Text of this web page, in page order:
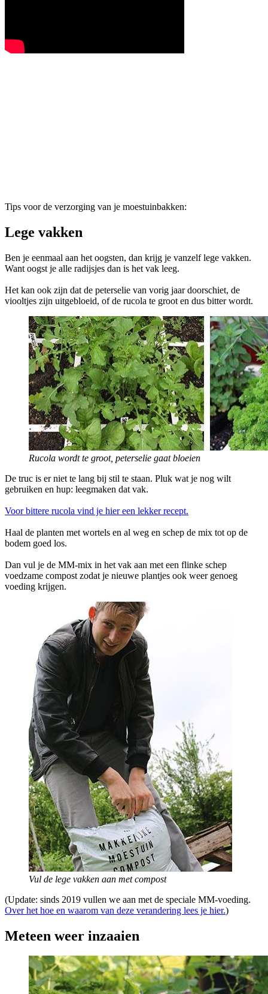
Tips voor de verzorging van je moestuinbakken:
Lege vakken
Ben je eenmaal aan het oogsten, dan krijg je vanzelf lege vakken.
Want oogst je alle radijsjes dan is het vak leeg.
Het kan ook zijn dat de peterselie van vorig jaar doorschiet, de
viooltjes zijn uitgebloeid, of de rucola te groot en dus bitter wordt.
Rucola wordt te groot, peterselie gaat bloeien
De truc is er niet te lang bij stil te staan. Pluk wat je nog wilt
gebruiken en hup: leegmaken dat vak.
Voor bittere rucola vind je hier een lekker recept.
Haal de planten met wortels en al weg en schep de mix tot op de
bodem goed los.
Dan vul je de MM-mix in het vak aan met een flinke schep
voedzame compost zodat je nieuwe plantjes ook weer genoeg
voeding krijgen.
Vul de lege vakken aan met compost
(Update: sinds 2019 vullen we aan met de speciale MM-voeding.
Over het hoe en waarom van deze verandering lees je hier.)
Meteen weer inzaaien